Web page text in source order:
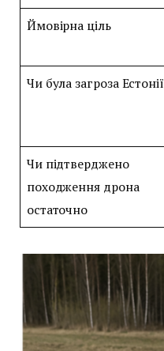
Ймовірна ціль
Чи була загроза Естонії
Чи підтверджено
походження дрона
остаточно